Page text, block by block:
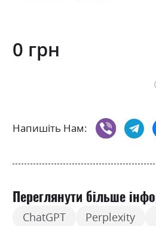
0 грн
Напишіть Нам:
Переглянути більше
ChatGPT Perplexity